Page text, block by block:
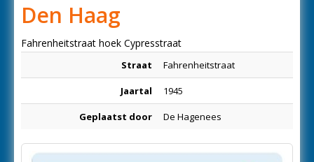
Den Haag
Fahrenheitstraat hoek Cypresstraat
Straat Fahrenheitstraat
Jaartal 1945
Geplaatst door De Hagenees